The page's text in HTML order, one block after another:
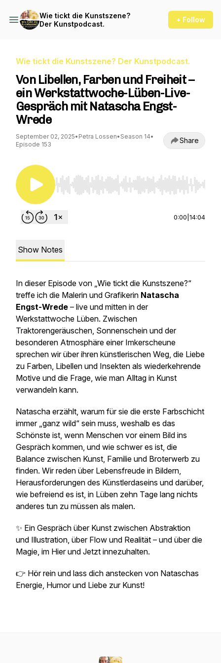
Wie tickt die Kunstszene?
Der Kunstpodcast.
+ Follow
Wie tickt die Kunstszene? Der Kunstpodcast.
Von Libellen, Farben und Freiheit –
ein Werkstattwoche-Lüben-Live-
Gespräch mit Natascha Engst-
Wrede
September 02, 2025• Petra Lossen• Season 14•
Episode 153
Share
Use Left/Right to seek, Home/End to jump to
0:00 14:04
Show Notes
In dieser Episode von „Wie tickt die Kunstszene?“
treffe ich die Malerin und Grafikerin Natascha
Engst-Wrede – live und mitten in der
Werkstattwoche Lüben. Zwischen
Traktorengeräuschen, Sonnenschein und der
besonderen Atmosphäre einer Imkerscheune
sprechen wir über ihren künstlerischen Weg, die Liebe
zu Farben, Libellen und Insekten als wiederkehrende
Motive und die Frage, wie man Alltag in Kunst
verwandeln kann.
Natascha erzählt, warum für sie die erste Farbschicht
immer „ganz wild“ sein muss, weshalb es das
Schönste ist, wenn Menschen vor einem Bild ins
Gespräch kommen, und wie schwer es ist, die
Balance zwischen Kunst, Familie und Broterwerb zu
finden. Wir reden über Lebensfreude in Bildern,
Herausforderungen des Künstlerdaseins und darüber,
wie befreiend es ist, in Lüben zehn Tage lang nichts
anderes tun zu müssen als malen.
✨ Ein Gespräch über Kunst zwischen Abstraktion
und Illustration, über Flow und Realität – und über die
Magie, im Hier und Jetzt innezuhalten.
👉 Hör rein und lass dich anstecken von Nataschas
Energie, Humor und Liebe zur Kunst!